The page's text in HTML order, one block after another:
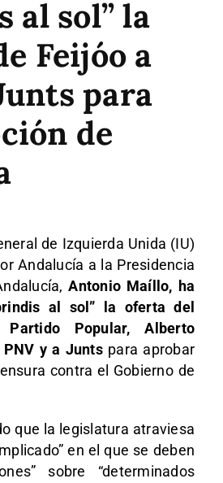
al sol” la
Feijóo a
para
de
de Izquierda Unida (IU)
Andalucía a la Presidencia
Antonio Maíllo, ha
al sol” la oferta del
Partido Popular, Alberto
y a Juntspara aprobar
contra el Gobierno de
que la legislatura atraviesa
en el que se deben
sobre “determinados